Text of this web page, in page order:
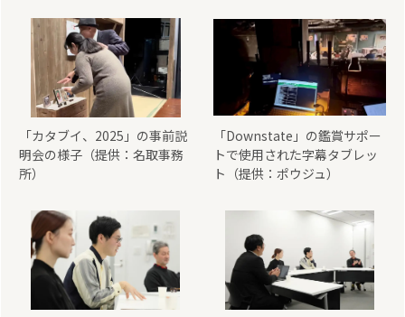
「カタブイ、2025」の事前説
明会の様子（提供：名取事務
所）
「Downstate」の鑑賞サポー
トで使用された字幕タブレッ
ト（提供：ポウジュ）